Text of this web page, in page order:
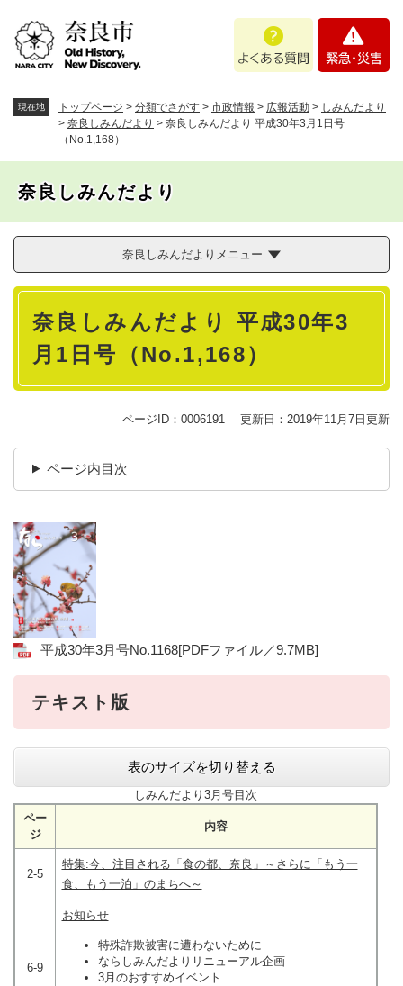
。
あ
問
・
現在地 トップページ > 分類でさがす > 市政情報 > 広報活動 > しみんだより
> 奈良しみんだより > 奈良しみんだより 平成30年3月1日号
（No.1,168）
奈良しみんだより
奈良しみんだよりメニュー
本
奈良しみんだより 平成30年3
月1日号（No.1,168）
ページID：0006191 更新日：2019年11月7日更新
ページ内目次
平成30年3月号No.1168[PDFファイル／9.7MB]
テキスト版
表のサイズを切り替える
しみんだより3月号目次
ペー
ジ
内容
2-5
特集:今、注目される「食の都、奈良」～さらに「もう一
食、もう一泊」のまちへ～
6-9
お知らせ
特殊詐欺被害に遭わないために
ならしみんだよりリニューアル企画
3月のおすすめイベント